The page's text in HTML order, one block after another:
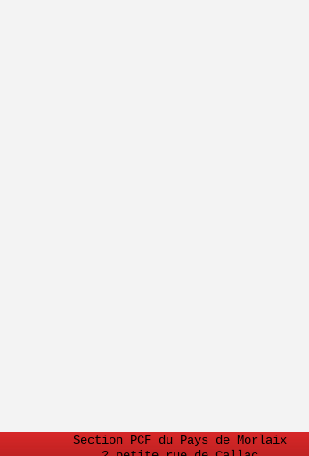
Section PCF du Pays de Morlaix